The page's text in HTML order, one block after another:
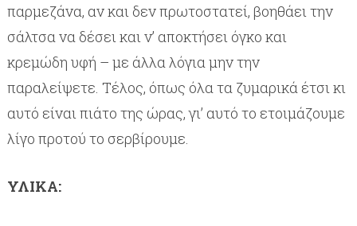
παρμεζάνα, αν και δεν πρωτοστατεί, βοηθάει την
σάλτσα να δέσει και ν’ αποκτήσει όγκο και
κρεμώδη υφή – με άλλα λόγια μην την
παραλείψετε. Τέλος, όπως όλα τα ζυμαρικά έτσι κι
αυτό είναι πιάτο της ώρας, γι’ αυτό το ετοιμάζουμε
λίγο προτού το σερβίρουμε.
ΥΛΙΚΑ: